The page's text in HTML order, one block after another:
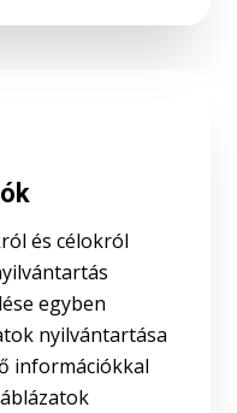
és célokról
egyben
nyilvántartása
információkkal